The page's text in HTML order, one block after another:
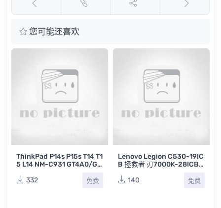
您可能还喜欢
ThinkPad P14s P15s T14 T1
5 L14 NM-C931 GT4A0/GT
2联想笔记本电路图
332 免费
Lenovo Legion C530-19IC
B 拯救者 刃7000K-28ICB Y
式电脑拯救者主板点位图BV
140 免费